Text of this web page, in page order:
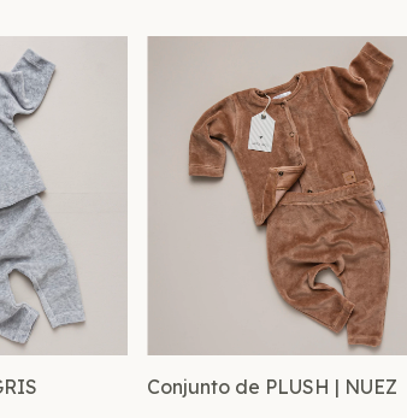
Conjunto de PLUSH | NUEZ